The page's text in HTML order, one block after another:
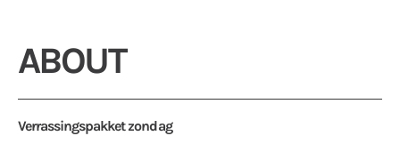
ABOUT
Verrassingspakket zondag